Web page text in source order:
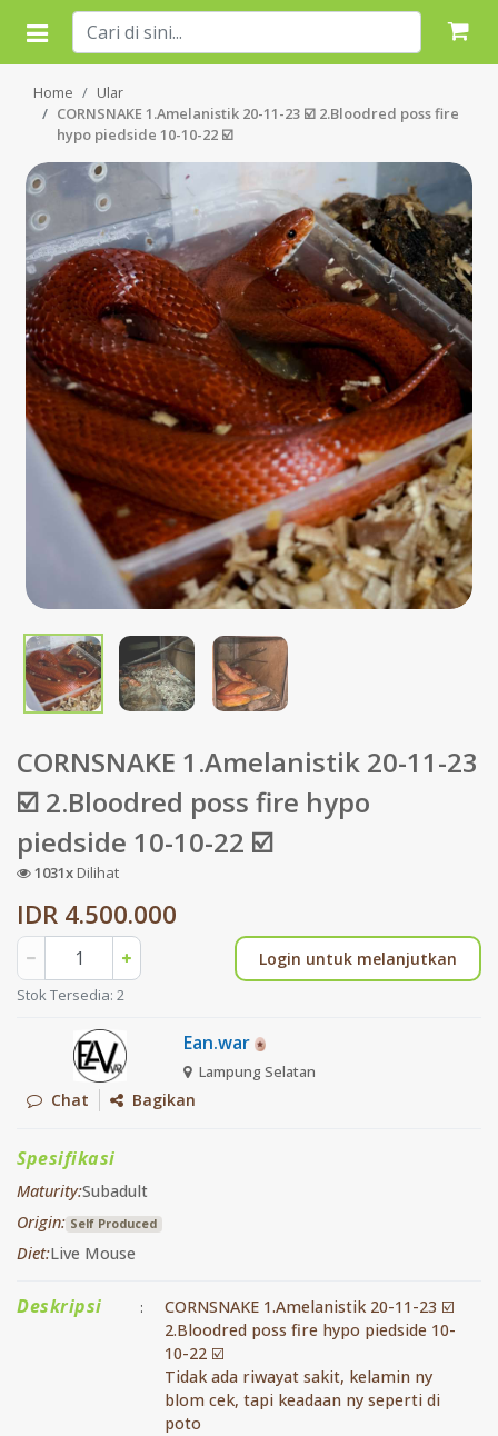
Home
Ular
CORNSNAKE 1.Amelanistik 20-11-23 ☑️ 2.Bloodred poss fire
hypo piedside 10-10-22 ☑️
CORNSNAKE 1.Amelanistik 20-11-23
☑️ 2.Bloodred poss fire hypo
piedside 10-10-22 ☑️
1031x Dilihat
IDR 4.500.000
Stok Tersedia: 2
Login untuk melanjutkan
Ean.war
Lampung Selatan
Chat Bagikan
Spesifikasi
Maturity:Subadult
Origin: Self Produced
Diet:Live Mouse
Deskripsi :
CORNSNAKE 1.Amelanistik 20-11-23 ☑️
2.Bloodred poss fire hypo piedside 10-
10-22 ☑️
Tidak ada riwayat sakit, kelamin ny
blom cek, tapi keadaan ny seperti di
poto